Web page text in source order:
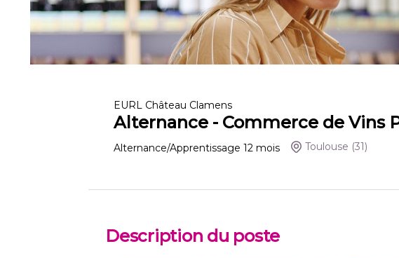
EURL Château Clamens
Alternance - Commerce de Vins
Alternance/Apprentissage 12 mois Toulouse (31)
Description du poste